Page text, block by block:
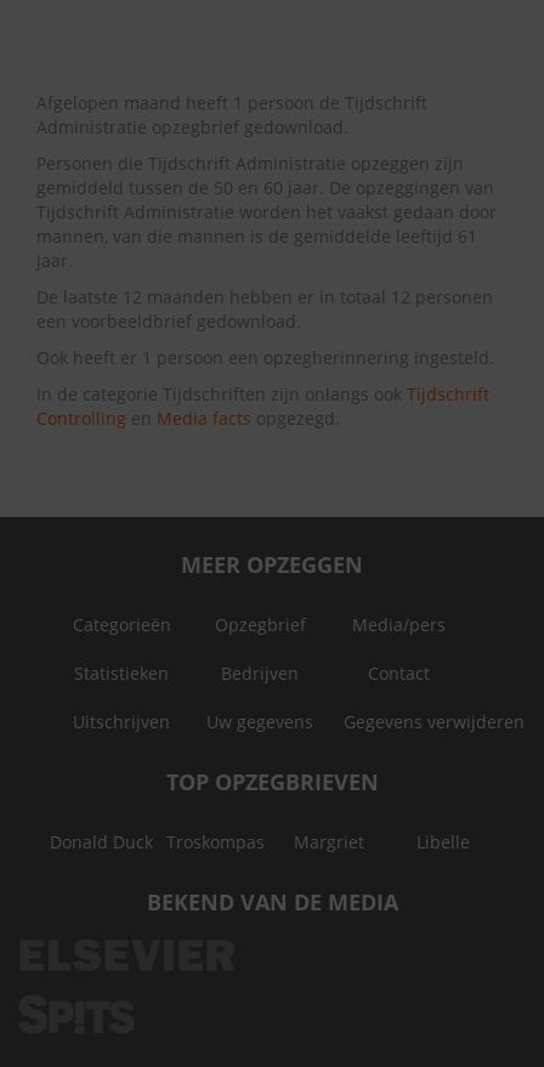
Afgelopen maand heeft 1 persoon de Tijdschrift
Administratie opzegbrief gedownload.
Personen die Tijdschrift Administratie opzeggen zijn
gemiddeld tussen de 50 en 60 jaar. De opzeggingen van
Tijdschrift Administratie worden het vaakst gedaan door
mannen, van die mannen is de gemiddelde leeftijd 61
jaar.
De laatste 12 maanden hebben er in totaal 12 personen
een voorbeeldbrief gedownload.
Ook heeft er 1 persoon een opzegherinnering ingesteld.
In de categorie Tijdschriften zijn onlangs ook Tijdschrift
Controlling en Media facts opgezegd.
MEER OPZEGGEN
Categorieën Opzegbrief Media/pers
Statistieken Bedrijven Contact
Uitschrijven Uw gegevens Gegevens verwijderen
TOP OPZEGBRIEVEN
Donald Duck Troskompas Margriet Libelle
BEKEND VAN DE MEDIA